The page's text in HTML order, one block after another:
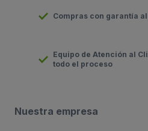
Compras con garantía al
Equipo de Atención al
todo el proceso
Nuestra empresa